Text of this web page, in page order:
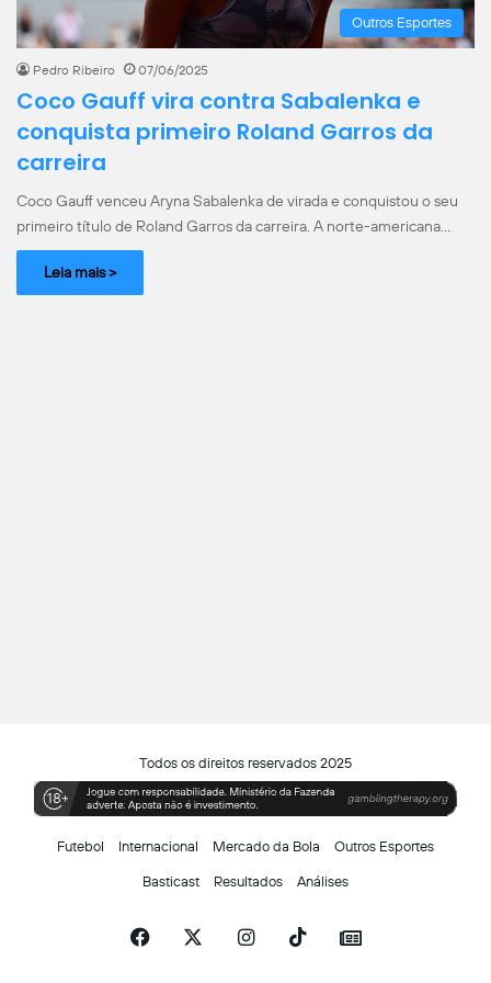
Outros Esportes
Pedro Ribeiro 07/06/2025
Coco Gauff vira contra Sabalenka e
conquista primeiro Roland Garros da
carreira
Coco Gauff venceu Aryna Sabalenka de virada e conquistou o seu
primeiro título de Roland Garros da carreira. A norte-americana…
Leia mais >
Todos os direitos reservados 2025
Futebol Internacional Mercado da Bola Outros Esportes
Basticast Resultados Análises
Facebook InstagramTikTokSiga-